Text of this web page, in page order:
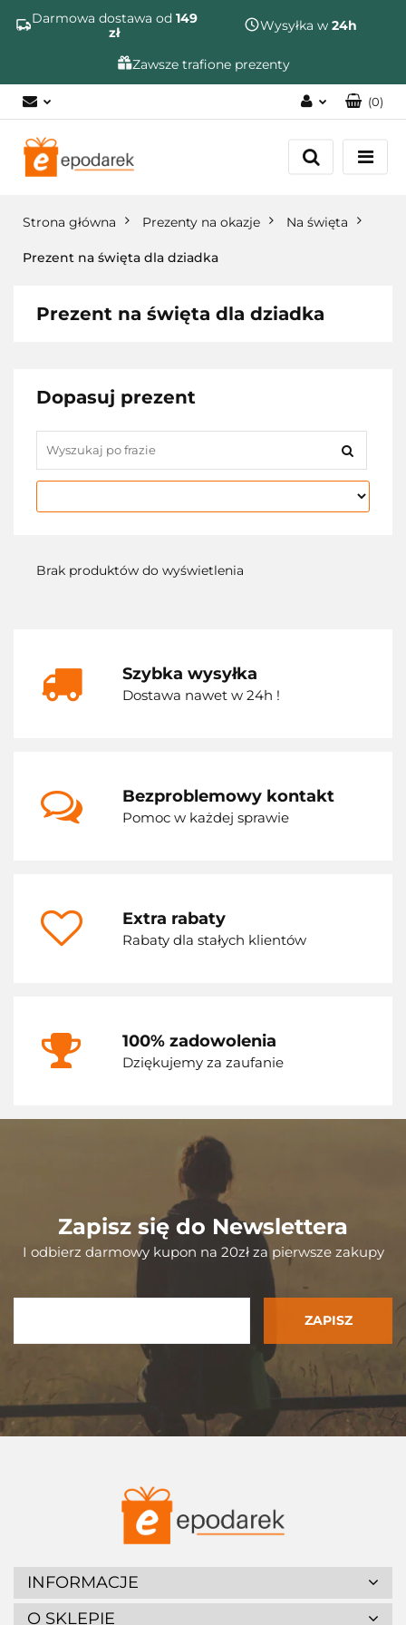
Darmowa dostawa od 149
zł
Wysyłka w 24h
Zawsze trafione prezenty
Szukaj
Zaloguj się
Zarejestruj się
Zgody cookies
(0)
Strona główna Prezenty na okazje Na święta
Prezent na święta dla dziadka
Prezent na święta dla dziadka
Dopasuj prezent
Brak produktów do wyświetlenia
Szybka wysyłka
Dostawa nawet w 24h !
Bezproblemowy kontakt
Pomoc w każdej sprawie
Extra rabaty
Rabaty dla stałych klientów
100% zadowolenia
Dziękujemy za zaufanie
Zapisz się do Newslettera
I odbierz darmowy kupon na 20zł za pierwsze zakupy
INFORMACJE
O SKLEPIE